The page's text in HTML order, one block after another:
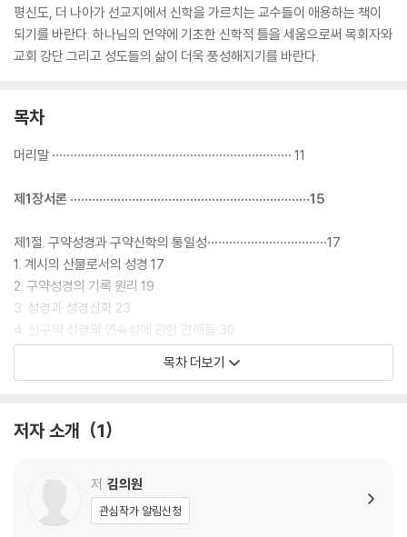
평신도, 더 나아가 선교지에서 신학을 가르치는 교수들이 애용하는 책이
되기를 바란다. 하나님의 언약에 기초한 신학적 틀을 세움으로써 목회자와
교회 강단 그리고 성도들의 삶이 더욱 풍성해지기를 바란다.
목차
머리말 ·································································· 11
제1장서론 ··································································15
제1절. 구약성경과 구약신학의 통일성·································17
1. 계시의 산물로서의 성경 17
2. 구약성경의 기록 원리 19
3. 성경과 성경신학 23
4. 신구약 성경의 연속성에 관한 견해들 30
5. 세대주의 신학 32
제2절. 언약신학의 정의와 종류·································39
3. 창조 언약과 구속 언약 61
제2장창조언약:타락전아담언약 ·································65
제1절. 창조 언약의 의미 ·········································67
목차 더보기
저자 소개 1
저 김의원
관심작가 알림신청